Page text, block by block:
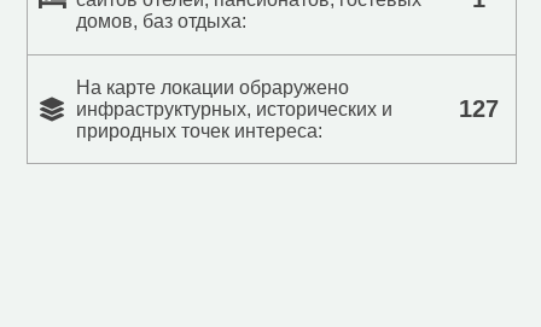
домов, баз отдыха:
На карте локации обраружено
инфраструктурных, исторических и
природных точек интереса:
127